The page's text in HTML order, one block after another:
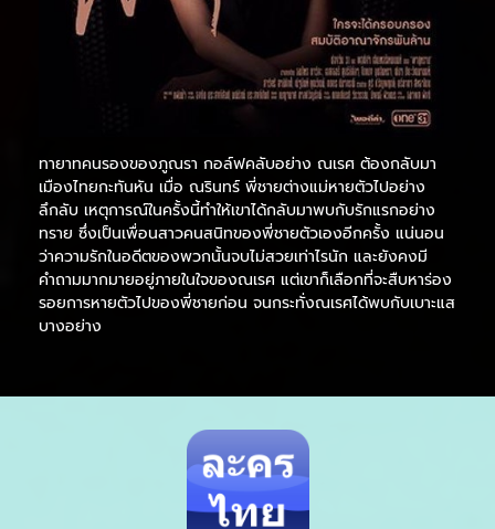
ทายาทคนรองของภูณรา กอล์ฟคลับอย่าง ณเรศ ต้องกลับมา
เมืองไทยกะทันหัน เมื่อ ณรินทร์ พี่ชายต่างแม่หายตัวไปอย่าง
ลึกลับ เหตุการณ์ในครั้งนี้ทำให้เขาได้กลับมาพบกับรักแรกอย่าง
ทราย ซึ่งเป็นเพื่อนสาวคนสนิทของพี่ชายตัวเองอีกครั้ง แน่นอน
ว่าความรักในอดีตของพวกนั้นจบไม่สวยเท่าไรนัก และยังคงมี
คำถามมากมายอยู่ภายในใจของณเรศ แต่เขาก็เลือกที่จะสืบหาร่อง
รอยการหายตัวไปของพี่ชายก่อน จนกระทั่งณเรศได้พบกับเบาะแส
บางอย่าง